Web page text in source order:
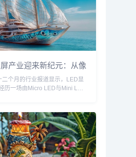
产业迎来新纪元：从像
景革命
二个月的行业报道显示，LED显
历一场由Micro LED与Mini LED
亮度突破10,000尼特，同时通
术的改良，将良品率提升至
同时，Mini LED背光模组成本
降40%，促使TCL、海信等品牌
大屏电视价格